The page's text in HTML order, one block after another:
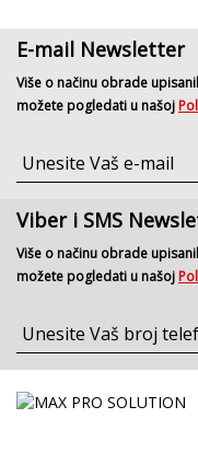
E-mail Newsletter
Više o načinu obrade
možete pogledati u našoj
Viber i SMS
Više o načinu obrade
možete pogledati u našoj